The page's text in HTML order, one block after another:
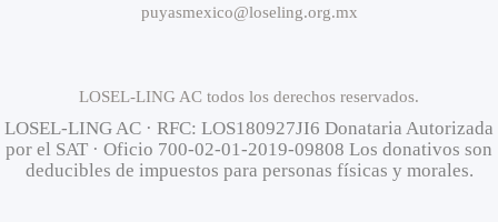
puyasmexico@loseling.org.mx
LOSEL-LING AC todos los derechos reservados.
LOSEL-LING AC · RFC: LOS180927JI6 Donataria Autorizada
por el SAT · Oficio 700-02-01-2019-09808 Los donativos son
deducibles de impuestos para personas físicas y morales.